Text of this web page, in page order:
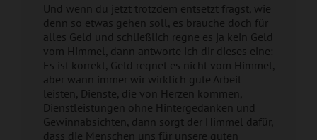
Und wenn du jetzt trotzdem entsetzt fragst, wie
denn so etwas gehen soll, es brauche doch für
alles Geld und schließlich regne es ja kein Geld
vom Himmel, dann antworte ich dir dieses eine:
Es ist korrekt, Geld regnet es nicht vom Himmel,
aber wann immer wir wirklich gute Arbeit
leisten, Dienste, die von Herzen kommen,
Dienstleistungen ohne Hintergedanken und
Gewinnabsichten, dann sorgt der Himmel dafür,
dass die Menschen uns für unsere guten